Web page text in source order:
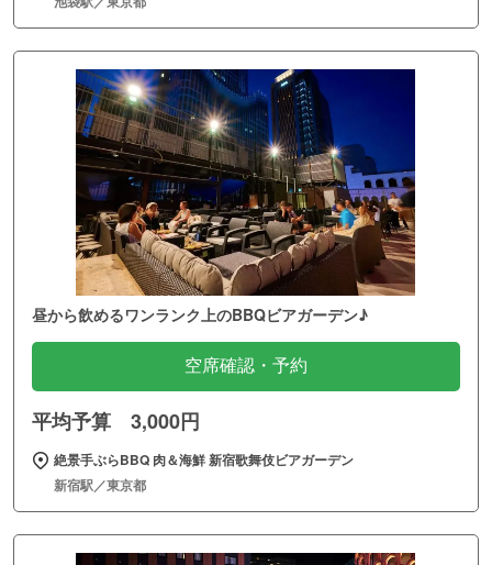
昼から飲めるワンランク上のBBQビアガーデン♪
空席確認・予約
平均予算 3,000円
絶景手ぶらBBQ 肉＆海鮮 新宿歌舞伎ビアガーデン
新宿駅／東京都